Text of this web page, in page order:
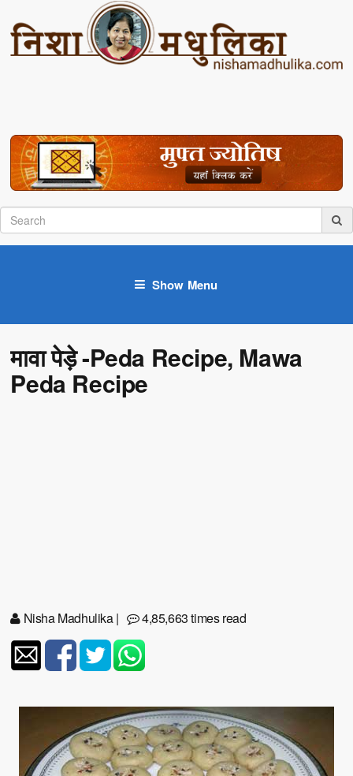
Show Menu
मावा पेड़े -Peda Recipe, Mawa
Peda Recipe
Nisha Madhulika| 4,85,663 times read